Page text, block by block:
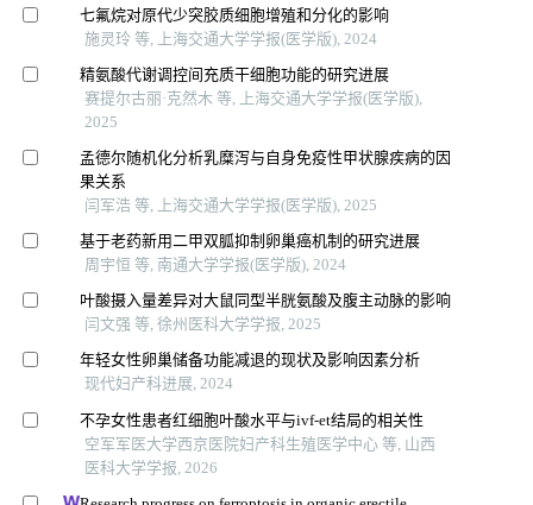
七氟烷对原代少突胶质细胞增殖和分化的影响
施灵玲 等, 上海交通大学学报(医学版), 2024
精氨酸代谢调控间充质干细胞功能的研究进展
赛提尔古丽·克然木 等, 上海交通大学学报(医学版),
2025
孟德尔随机化分析乳糜泻与自身免疫性甲状腺疾病的因
果关系
闫军浩 等, 上海交通大学学报(医学版), 2025
基于老药新用二甲双胍抑制卵巢癌机制的研究进展
周宇恒 等, 南通大学学报(医学版), 2024
叶酸摄入量差异对大鼠同型半胱氨酸及腹主动脉的影响
闫文强 等, 徐州医科大学学报, 2025
年轻女性卵巢储备功能减退的现状及影响因素分析
现代妇产科进展, 2024
不孕女性患者红细胞叶酸水平与ivf⁃et结局的相关性
空军军医大学西京医院妇产科生殖医学中心 等, 山西
医科大学学报, 2026